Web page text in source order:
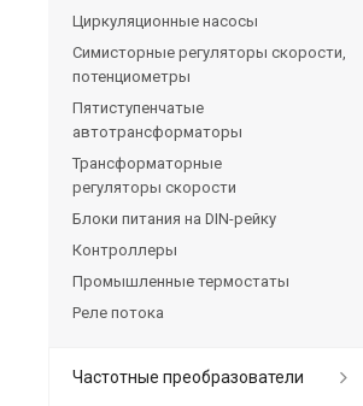
Циркуляционные насосы
Симисторные регуляторы скорости,
потенциометры
Пятиступенчатые
автотрансформаторы
Трансформаторные
регуляторы скорости
Блоки питания на DIN-рейку
Контроллеры
Промышленные термостаты
Реле потока
Частотные преобразователи